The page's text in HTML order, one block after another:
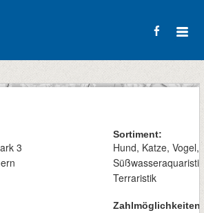
3
Sortiment:
Hund, Katze, Vogel,
Terraristik
Zahlmöglichkeiten: